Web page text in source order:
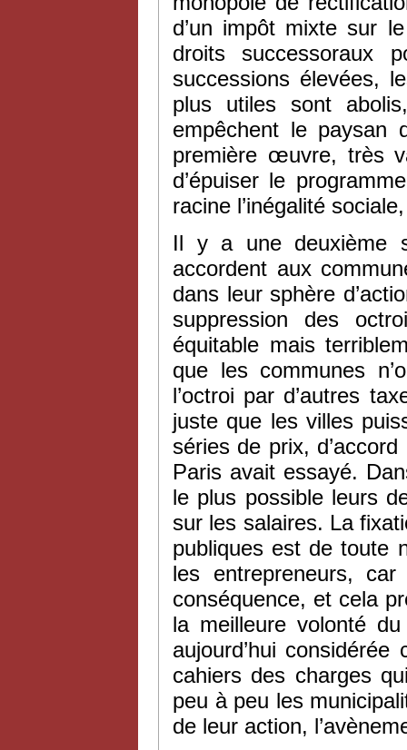
d’un impôt mixte sur
droits successoraux
successions élevées,
plus utiles sont
empêchent le paysan
première œuvre, très
d’épuiser le
racine l’inégalité
Il y a une deuxième
accordent aux
dans leur sphère
suppression des
équitable mais
que les communes
l’octroi par d’autres
juste que les villes
séries de prix,
Paris avait essayé.
le plus possible leurs
sur les salaires. La
publiques est de toute
les entrepreneurs,
conséquence, et cela
la meilleure volonté
aujourd’hui
cahiers des charges
peu à peu les
de leur action,